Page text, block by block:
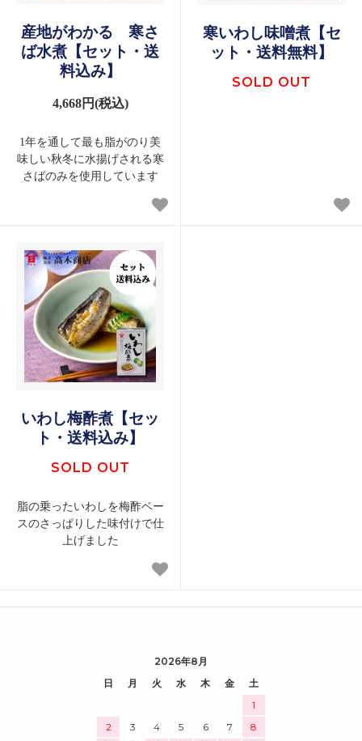
産地がわかる 寒さ
ば水煮【セット・送
料込み】
4,668円(税込)
1年を通して最も脂がのり美
味しい秋冬に水揚げされる寒
さばのみを使用しています
寒いわし味噌煮【セ
ット・送料無料】
SOLD OUT
いわし梅酢煮【セッ
ト・送料込み】
SOLD OUT
脂の乗ったいわしを梅酢ベー
スのさっぱりした味付けで仕
上げました
2026年8月
日
月 火 水 木 金
土
1
2
3 4 5 6 7
8